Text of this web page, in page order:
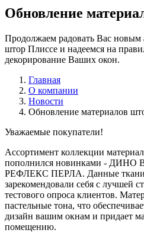
Обновление
Продолжаем радовать Вас новым
штор Плиссе и надеемся на
декорирование Ваших окон.
Главная
О компании
Новости
Обновление материалов
Уважаемые покупатели!
Ассортимент коллекции
пополнился новинками -
РЕФЛЕКС ПЕРЛА. Данные ткани
зарекомендовали себя с лучшей
тестового опроса клиентов.
пастельные тона, что
дизайн вашим окнам и придает
помещению.